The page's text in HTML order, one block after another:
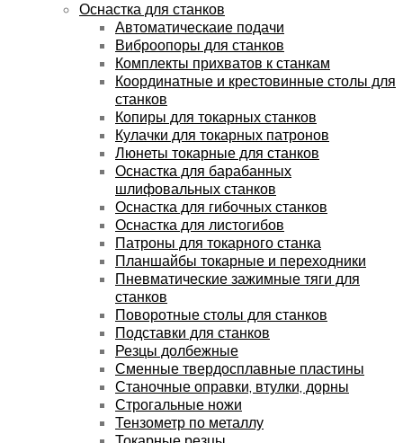
Оснастка для станков
Автоматическаие подачи
Виброопоры для станков
Комплекты прихватов к станкам
Координатные и крестовинные столы для
станков
Копиры для токарных станков
Кулачки для токарных патронов
Люнеты токарные для станков
Оснастка для барабанных
шлифовальных станков
Оснастка для гибочных станков
Оснастка для листогибов
Патроны для токарного станка
Планшайбы токарные и переходники
Пневматические зажимные тяги для
станков
Поворотные столы для станков
Подставки для станков
Резцы долбежные
Сменные твердосплавные пластины
Станочные оправки, втулки, дорны
Строгальные ножи
Тензометр по металлу